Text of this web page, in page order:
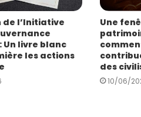
de l’Initiative
Un livre blanc
les actions
Une
des
10/06/